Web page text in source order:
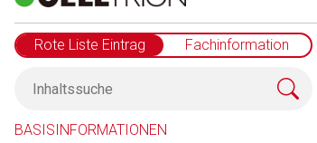
Rote Liste Eintrag Fachinformation
BASISINFORMATIONEN